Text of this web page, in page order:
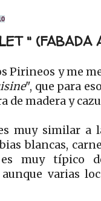
" (FABADA
Pirineos y me
", que para
de madera y
muy similar a
blancas,
muy típico
aunque varias